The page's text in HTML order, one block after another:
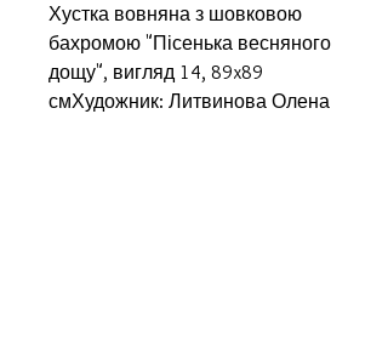
Хустка вовняна з шовковою
бахромою "Пісенька весняного
дощу", вигляд 14, 89x89
смХудожник: Литвинова Олена